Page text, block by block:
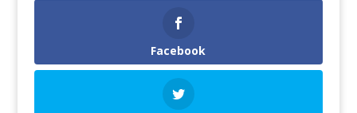
Facebook